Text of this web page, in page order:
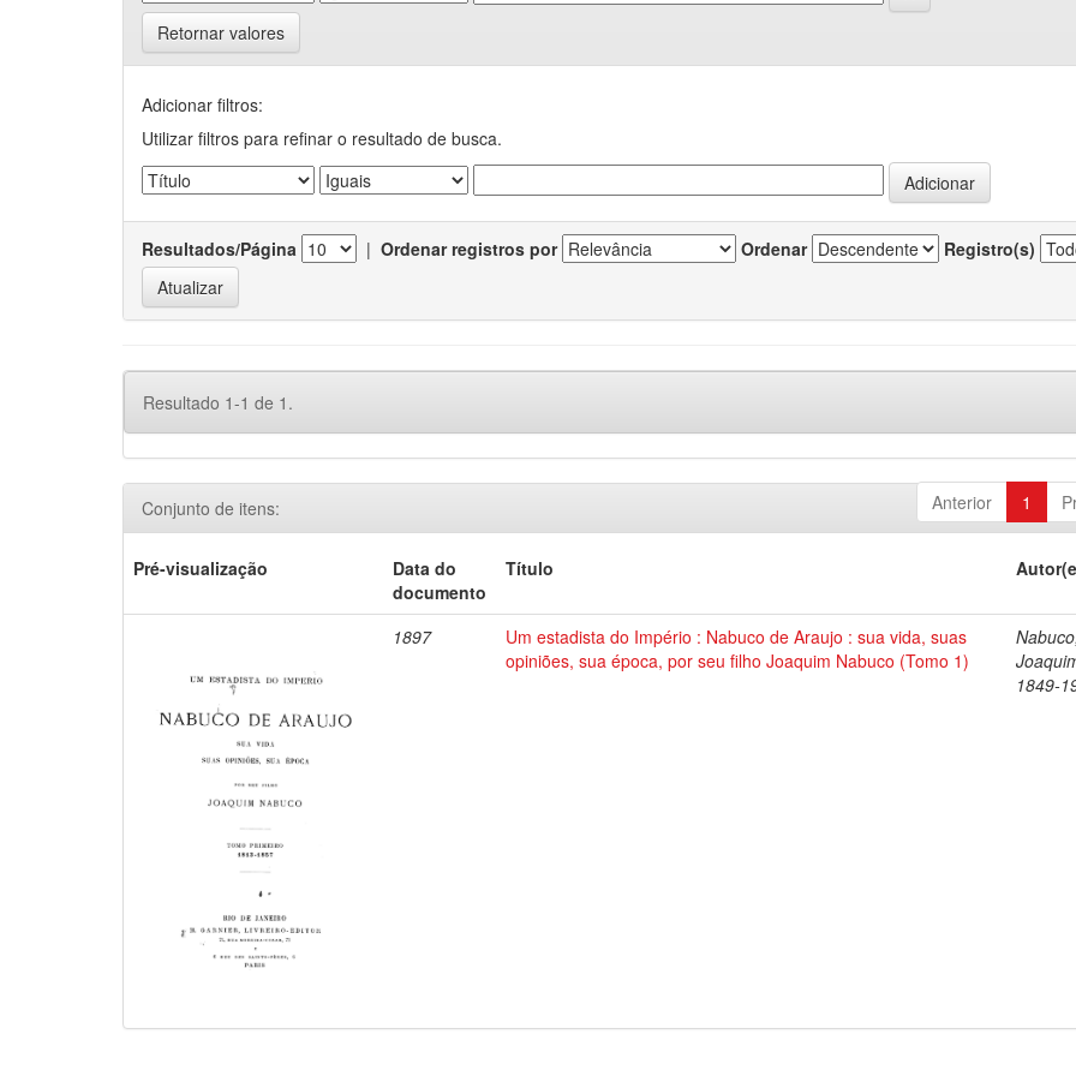
Retornar valores
Adicionar filtros:
Utilizar filtros para refinar o resultado de busca.
Resultados/Página | Ordenar registros por Ordenar Registro(s)
Resultado 1-1 de 1.
Anterior 1
Conjunto de itens:
Pré-visualização
Data do
documento
Título
1897
Um estadista do Império : Nabuco de Araujo : sua vida, suas
opiniões, sua época, por seu filho Joaquim Nabuco (Tomo 1)
Nabuco,
1849-